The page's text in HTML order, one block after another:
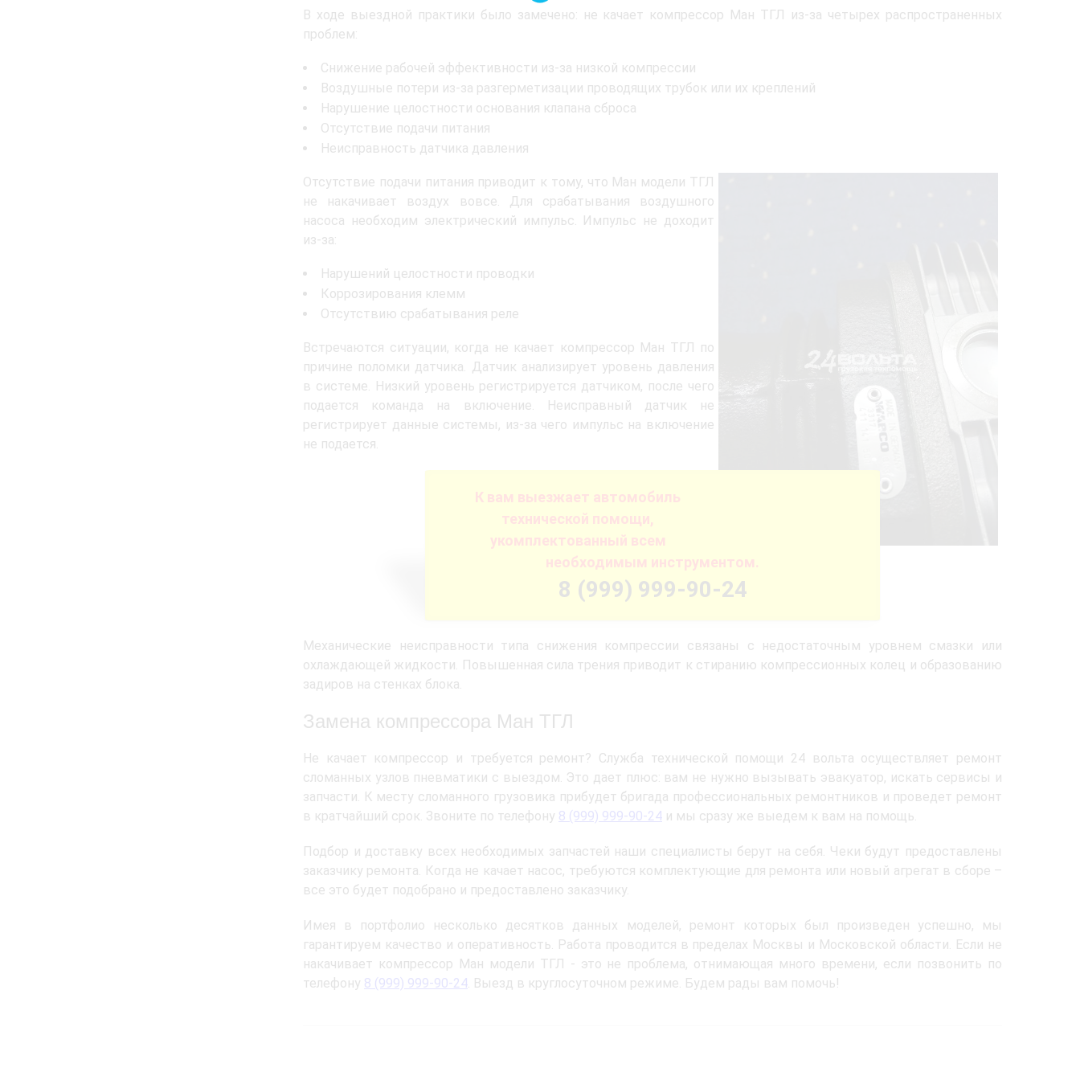
В ходе выездной практики было замечено: не качает компрессор Ман ТГЛ из-за четырех распространенных
проблем:
Снижение рабочей эффективности из-за низкой компрессии
Воздушные потери из-за разгерметизации проводящих трубок или их креплений
Нарушение целостности основания клапана сброса
Отсутствие подачи питания
Неисправность датчика давления
Отсутствие подачи питания приводит к тому, что Ман модели ТГЛ
не накачивает воздух вовсе. Для срабатывания воздушного
насоса необходим электрический импульс. Импульс не доходит
из-за:
Нарушений целостности проводки
Коррозирования клемм
Отсутствию срабатывания реле
Встречаются ситуации, когда не качает компрессор Ман ТГЛ по
причине поломки датчика. Датчик анализирует уровень давления
в системе. Низкий уровень регистрируется датчиком, после чего
подается команда на включение. Неисправный датчик не
регистрирует данные системы, из-за чего импульс на включение
не подается.
К вам выезжает автомобиль
технической помощи,
укомплектованный всем
необходимым инструментом.
8 (999) 999-90-24
Механические неисправности типа снижения компрессии связаны с недостаточным уровнем смазки или
охлаждающей жидкости. Повышенная сила трения приводит к стиранию компрессионных колец и образованию
задиров на стенках блока.
Замена компрессора Ман ТГЛ
Не качает компрессор и требуется ремонт? Служба технической помощи 24 вольта осуществляет ремонт
сломанных узлов пневматики с выездом. Это дает плюс: вам не нужно вызывать эвакуатор, искать сервисы и
запчасти. К месту сломанного грузовика прибудет бригада профессиональных ремонтников и проведет ремонт
в кратчайший срок. Звоните по телефону 8 (999) 999-90-24 и мы сразу же выедем к вам на помощь.
Подбор и доставку всех необходимых запчастей наши специалисты берут на себя. Чеки будут предоставлены
заказчику ремонта. Когда не качает насос, требуются комплектующие для ремонта или новый агрегат в сборе –
все это будет подобрано и предоставлено заказчику.
Имея в портфолио несколько десятков данных моделей, ремонт которых был произведен успешно, мы
гарантируем качество и оперативность. Работа проводится в пределах Москвы и Московской области. Если не
накачивает компрессор Ман модели ТГЛ - это не проблема, отнимающая много времени, если позвонить по
телефону 8 (999) 999-90-24 . Выезд в круглосуточном режиме. Будем рады вам помочь!